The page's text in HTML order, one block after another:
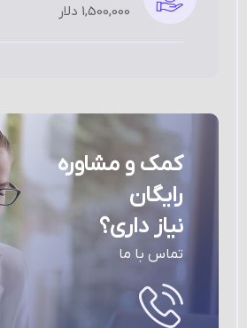
1,500,000 دلار
کمک و مشاوره
رایگان
نیاز داری؟
تماس با ما